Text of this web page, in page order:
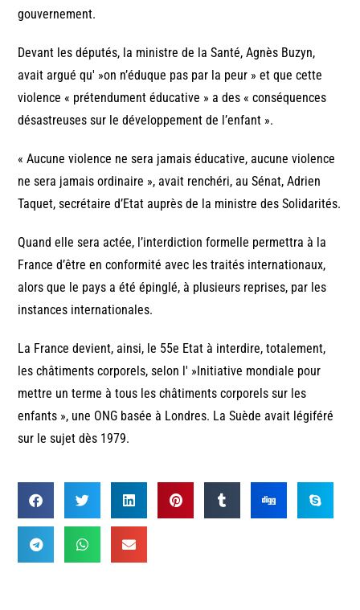
gouvernement.
Devant les députés, la ministre de la Santé, Agnès Buzyn,
avait argué qu' »on n’éduque pas par la peur » et que cette
violence « prétendument éducative » a des « conséquences
désastreuses sur le développement de l’enfant ».
« Aucune violence ne sera jamais éducative, aucune violence
ne sera jamais ordinaire », avait renchéri, au Sénat, Adrien
Taquet, secrétaire d’Etat auprès de la ministre des Solidarités.
Quand elle sera actée, l’interdiction formelle permettra à la
France d’être en conformité avec les traités internationaux,
alors que le pays a été épinglé, à plusieurs reprises, par les
instances internationales.
La France devient, ainsi, le 55e Etat à interdire, totalement,
les châtiments corporels, selon l' »Initiative mondiale pour
mettre un terme à tous les châtiments corporels sur les
enfants », une ONG basée à Londres. La Suède avait légiféré
sur le sujet dès 1979.